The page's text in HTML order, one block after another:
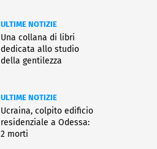
ULTIME NOTIZIE
Una collana di libri
dedicata allo studio
della gentilezza
ULTIME NOTIZIE
Ucraina, colpito edificio
residenziale a Odessa:
2 morti